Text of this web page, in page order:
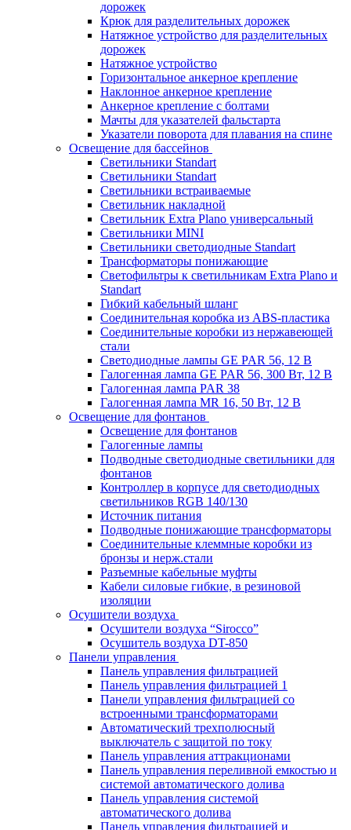
дорожек
Крюк для разделительных дорожек
Натяжное устройство для разделительных
дорожек
Натяжное устройство
Горизонтальное анкерное крепление
Наклонное анкерное крепление
Анкерное крепление с болтами
Мачты для указателей фальстарта
Указатели поворота для плавания на спине
Освещение для бассейнов
Светильники Standart
Светильники Standart
Светильники встраиваемые
Светильник накладной
Светильник Extra Plano универсальный
Светильники MINI
Светильники светодиодные Standart
Трансформаторы понижающие
Светофильтры к светильникам Extra Plano и
Standart
Гибкий кабельный шланг
Соединительная коробка из ABS-пластика
Соединительные коробки из нержавеющей
стали
Светодиодные лампы GE PAR 56, 12 В
Галогенная лампа GE PAR 56, 300 Вт, 12 В
Галогенная лампа PAR 38
Галогенная лампа MR 16, 50 Вт, 12 В
Освещение для фонтанов
Освещение для фонтанов
Галогенные лампы
Подводные светодиодные светильники для
фонтанов
Контроллер в корпусе для светодиодных
светильников RGB 140/130
Источник питания
Подводные понижающие трансформаторы
Соединительные клеммные коробки из
бронзы и нерж.стали
Разъемные кабельные муфты
Кабели силовые гибкие, в резиновой
изоляции
Осушители воздуха
Осушители воздуха “Sirocco”
Осушитель воздуха DT-850
Панели управления
Панель управления фильтрацией
Панель управления фильтрацией 1
Панели управления фильтрацией cо
встроенными трансформаторами
Автоматический трехполюсный
выключатель с защитой по току
Панель управления аттракционами
Панель управления переливной емкостью и
системой автоматического долива
Панель управления системой
автоматического долива
Панель управления фильтрацией и